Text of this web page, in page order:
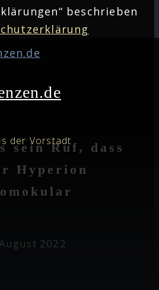
beschrieben
der Vorstadt
sein Ruf, dass
Hyperion
2022